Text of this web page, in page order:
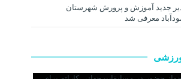
جدید آموزش و پرورش شهرستان
معرفی شد